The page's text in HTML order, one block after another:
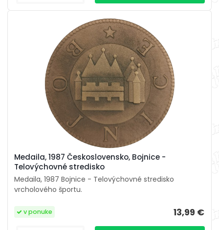
Medaila, 1987 Československo, Bojnice -
Telovýchovné stredisko
Medaila, 1987 Bojnice - Telovýchovné stredisko
vrcholového športu.
13,99 €
v ponuke